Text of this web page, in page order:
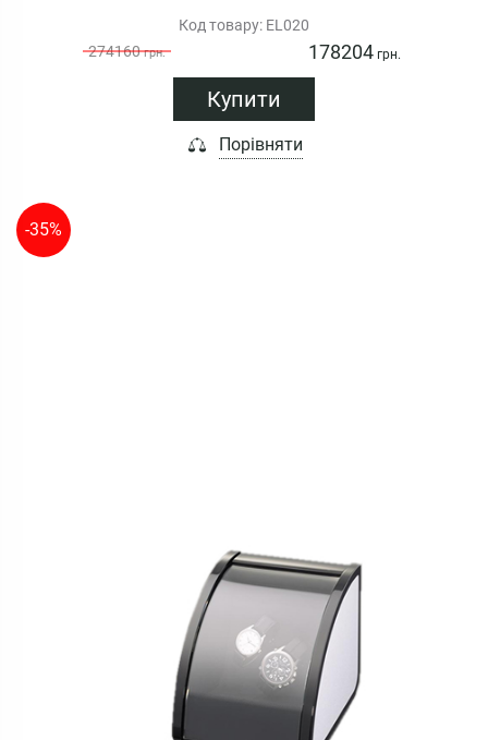
Код товару: EL020
274160грн. 178204грн.
Купити
Порівняти
-35%